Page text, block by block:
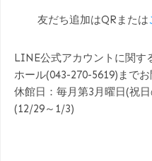
友だち追加はQRまたは
LINE公式アカウントに関す
ホール(043-270-5619)までお
休館日：毎月第3月曜日(祝
(12/29～1/3)